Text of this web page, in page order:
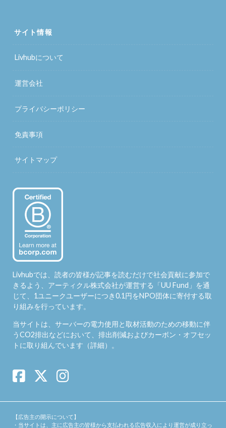
サイト情報
Livhubについて
運営会社
プライバシーポリシー
免責事項
サイトマップ
Livhubでは、読者の皆様が記事を読むだけで社会貢献に参加で
きるよう、アーティクル株式会社が運営する「UU Fund 」を通
じて、1ユニークユーザーにつき0.1円をNPO団体に寄付する取
り組みを行っています。
当サイトは、サーバーの電力使用と取材活動のための移動に伴
うCO2排出などにおいて、排出削減およびカーボン・オフセッ
トに取り組んでいます（詳細）。
【広告主の開示について】
・当サイトは、主に広告主の皆様から支払われる広告収入により運営が成り立っ